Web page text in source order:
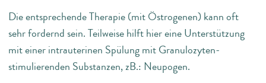
Die entsprechende Therapie (mit Östrogenen) kann oft
sehr fordernd sein. Teilweise hilft hier eine Unterstützung
mit einer intrauterinen Spülung mit Granulozyten-
stimulierenden Substanzen, zB.: Neupogen.